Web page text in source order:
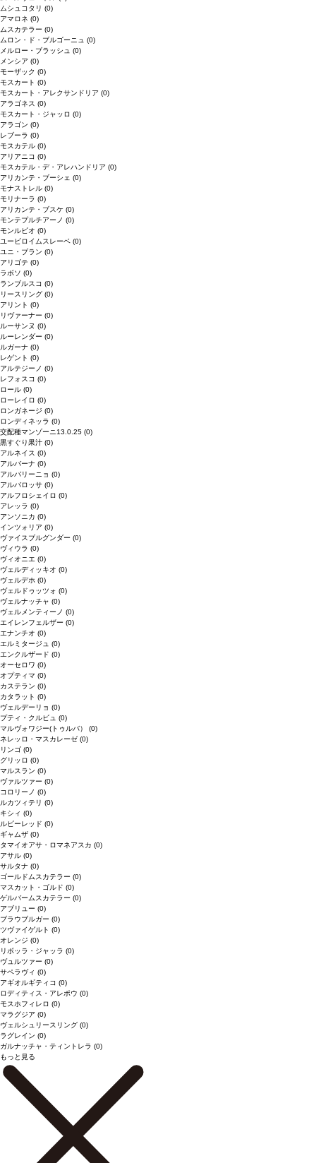
ムシュコタリ (0)
アマロネ (0)
ムスカテラー (0)
ムロン・ド・ブルゴーニュ (0)
メルロー・ブラッシュ (0)
メンシア (0)
モーザック (0)
モスカート (0)
モスカート・アレクサンドリア (0)
アラゴネス (0)
モスカート・ジャッロ (0)
アラゴン (0)
レブーラ (0)
モスカテル (0)
アリアニコ (0)
モスカテル・デ・アレハンドリア (0)
アリカンテ・ブーシェ (0)
モナストレル (0)
モリナーラ (0)
アリカンテ・ブスケ (0)
モンテプルチアーノ (0)
モンルビオ (0)
ユービロイムスレーベ (0)
ユニ・ブラン (0)
アリゴテ (0)
ラボソ (0)
ランブルスコ (0)
リースリング (0)
アリント (0)
リヴァーナー (0)
ルーサンヌ (0)
ルーレンダー (0)
ルガーナ (0)
レゲント (0)
アルテジーノ (0)
レフォスコ (0)
ロール (0)
ローレイロ (0)
ロンガネージ (0)
ロンディネッラ (0)
交配種マンゾーニ13.0.25 (0)
黒すぐり果汁 (0)
アルネイス (0)
アルバーナ (0)
アルバリーニョ (0)
アルバロッサ (0)
アルフロシェイロ (0)
アレッラ (0)
アンソニカ (0)
インツォリア (0)
ヴァイスブルグンダー (0)
ヴィウラ (0)
ヴィオニエ (0)
ヴェルディッキオ (0)
ヴェルデホ (0)
ヴェルドゥッツォ (0)
ヴェルナッチャ (0)
ヴェルメンティーノ (0)
エイレンフェルザー (0)
エナンチオ (0)
エルミタージュ (0)
エンクルザード (0)
オーセロワ (0)
オプティマ (0)
カステラン (0)
カタラット (0)
ヴェルデーリョ (0)
プティ・クルビュ (0)
マルヴォワジー(トゥルバ） (0)
ネレッロ・マスカレーゼ (0)
リンゴ (0)
グリッロ (0)
マルスラン (0)
ヴァルツァー (0)
コロリーノ (0)
ルカツィテリ (0)
キシィ (0)
ルビーレッド (0)
ギャムザ (0)
タマイオアサ・ロマネアスカ (0)
アサル (0)
サルタナ (0)
ゴールドムスカテラー (0)
マスカット・ゴルド (0)
ゲルバームスカテラー (0)
アブリュー (0)
ブラウブルガー (0)
ツヴァイゲルト (0)
オレンジ (0)
リボッラ・ジャッラ (0)
ヴュルツァー (0)
サペラヴィ (0)
アギオルギティコ (0)
ロディティス・アレポウ (0)
モスホフィレロ (0)
マラグジア (0)
ヴェルシュリースリング (0)
ラグレイン (0)
ガルナッチャ・ティントレラ (0)
もっと見る